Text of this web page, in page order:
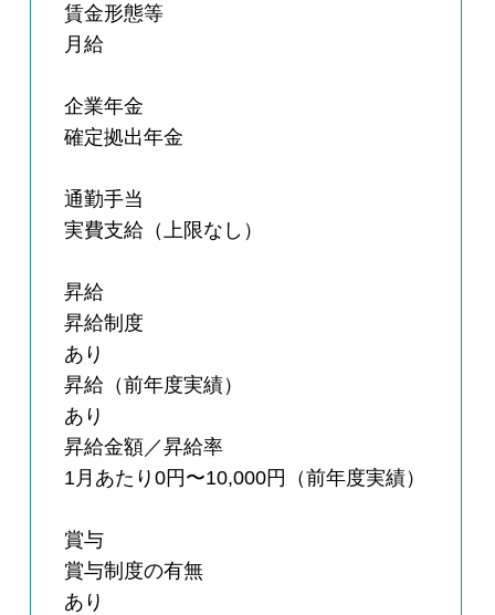
賃金形態等
月給
企業年金
確定拠出年金
通勤手当
実費支給（上限なし）
昇給
昇給制度
あり
昇給（前年度実績）
あり
昇給金額／昇給率
1月あたり0円〜10,000円（前年度実績）
賞与
賞与制度の有無
あり